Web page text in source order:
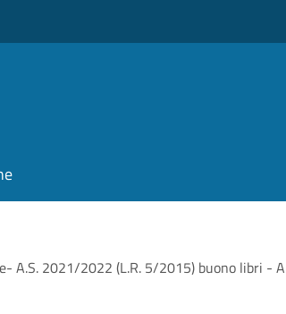
A.S. 2021/2022 (L.R. 5/2015) buono libri -